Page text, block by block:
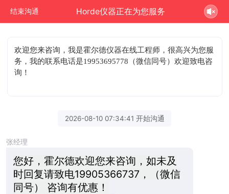
结束沟通 Horde仪器正在为您服务
欢迎您来咨询 ，我是霍尔德仪器在线工程师，很高兴为您服
务，我的联系电话是19953695778（微信同号）欢迎致电咨
询！
2026-08-10 07:34:41 开始沟通
张经理
您好，霍尔德欢迎您来咨询，如未及
时回复请致电19905366737，（微信
同号） 咨询有优惠！